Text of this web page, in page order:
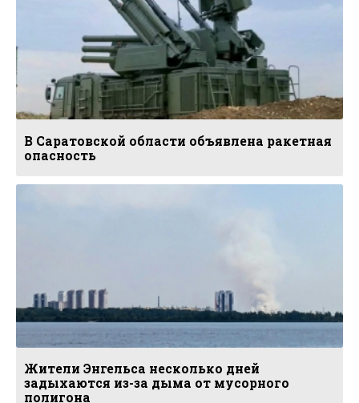
В Саратовской области объявлена ракетная
опасность
Жители Энгельса несколько дней
задыхаются из-за дыма от мусорного
полигона